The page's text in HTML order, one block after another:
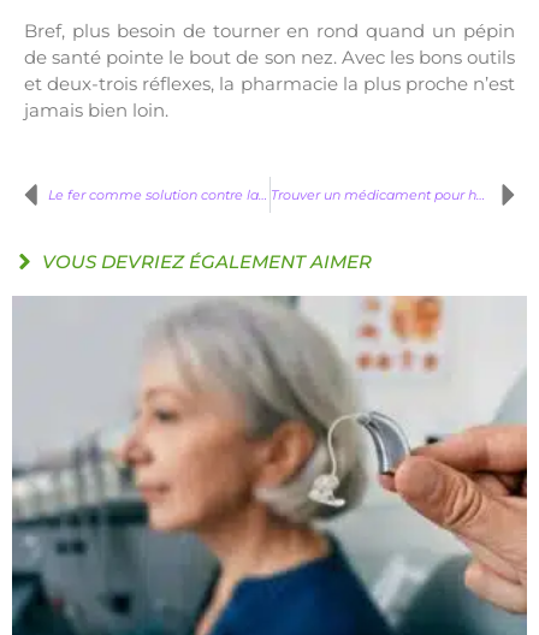
Bref, plus besoin de tourner en rond quand un pépin
de santé pointe le bout de son nez. Avec les bons outils
et deux-trois réflexes, la pharmacie la plus proche n’est
jamais bien loin.
Le fer comme solution contre la fatigue chez les femmes Trouver un médicament pour hémorroïde sans ordonnance
VOUS DEVRIEZ ÉGALEMENT AIMER